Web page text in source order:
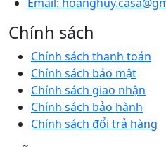
Email:
Chính sách
Chính sách thanh toán
Chính sách bảo mật
Chính sách giao nhận
Chính sách bảo hành
Chính sách đổi trả hàng